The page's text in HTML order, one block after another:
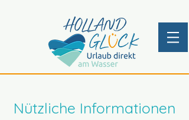
Nützliche Informationen